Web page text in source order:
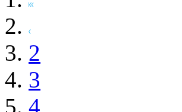
在庫限り
687
97 件から